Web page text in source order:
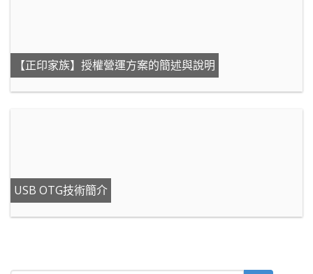
【正印家族】授權營運方案的簡述與說明
USB OTG技術簡介